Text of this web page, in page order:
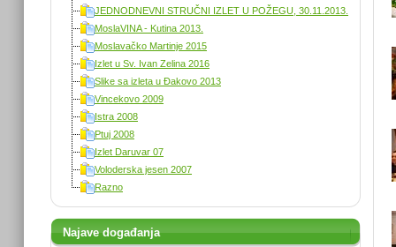
JEDNODNEVNI STRUČNI IZLET U POŽEGU, 30.11.2013.
MoslaVINA - Kutina 2013.
Moslavačko Martinje 2015
Izlet u Sv. Ivan Zelina 2016
Slike sa izleta u Đakovo 2013
Vincekovo 2009
Istra 2008
Ptuj 2008
Izlet Daruvar 07
Voloderska jesen 2007
Razno
Najave događanja